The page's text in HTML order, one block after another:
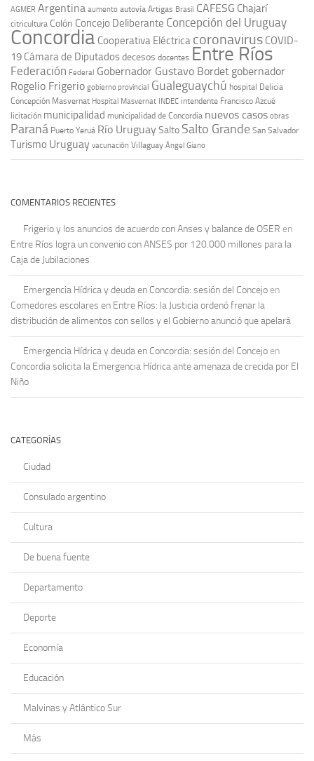
AGMER Argentina aumento autovía Artigas Brasil CAFESG Chajarí
citricultura Colón Concejo Deliberante Concepción del Uruguay
Concordia Cooperativa Eléctrica coronavirus COVID-
19 Cámara de Diputadosdecesos docentes Entre Ríos
Federación Federal Gobernador Gustavo Bordet gobernador
Rogelio Frigerio gobierno provincial Gualeguaychú hospital Delicia
Concepción Masvernat Hospital Masvernat INDEC intendente Francisco Azcué
licitación municipalidad municipalidad de Concordia nuevos casos obras
Paraná Puerto Yeruá Río UruguaySalto Salto Grande San Salvador
Turismo Uruguay vacunación Villaguay Ángel Giano
COMENTARIOS RECIENTES
Frigerio y los anuncios de acuerdo con Anses y balance de OSER en
Entre Ríos logra un convenio con ANSES por 120.000 millones para la
Caja de Jubilaciones
Emergencia Hídrica y deuda en Concordia: sesión del Concejo en
Comedores escolares en Entre Ríos: la Justicia ordenó frenar la
distribución de alimentos con sellos y el Gobierno anunció que apelará
Emergencia Hídrica y deuda en Concordia: sesión del Concejo en
Concordia solicita la Emergencia Hídrica ante amenaza de crecida por El
Niño
CATEGORÍAS
Ciudad
Consulado argentino
Cultura
De buena fuente
Departamento
Deporte
Economía
Educación
Malvinas y Atlántico Sur
Más